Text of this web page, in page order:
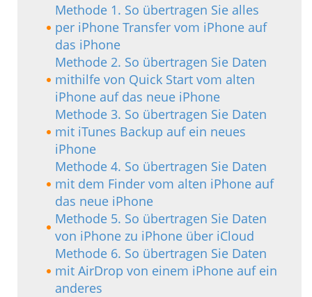
Methode 1. So übertragen Sie alles
per iPhone Transfer vom iPhone auf
das iPhone
Methode 2. So übertragen Sie Daten
mithilfe von Quick Start vom alten
iPhone auf das neue iPhone
Methode 3. So übertragen Sie Daten
mit iTunes Backup auf ein neues
iPhone
Methode 4. So übertragen Sie Daten
mit dem Finder vom alten iPhone auf
das neue iPhone
Methode 5. So übertragen Sie Daten
von iPhone zu iPhone über iCloud
Methode 6. So übertragen Sie Daten
mit AirDrop von einem iPhone auf ein
anderes